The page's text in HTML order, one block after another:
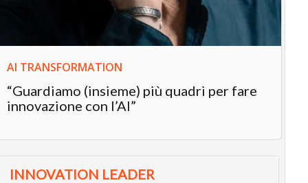
AI TRANSFORMATION
“Guardiamo (insieme) più quadri per fare
innovazione con l’AI”
INNOVATION LEADER